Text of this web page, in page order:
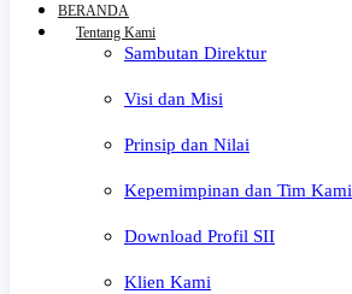
BERANDA
Tentang Kami
Sambutan Direktur
Visi dan Misi
Prinsip dan Nilai
Kepemimpinan dan Tim Kami
Download Profil SII
Klien Kami